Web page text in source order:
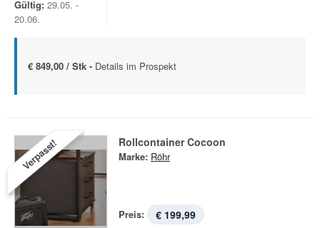
Gültig: 29.05. -
20.06.
€ 849,00 / Stk - Details im Prospekt
Verpasst! Rollcontainer Cocoon
Marke: Röhr
Preis: € 199,99